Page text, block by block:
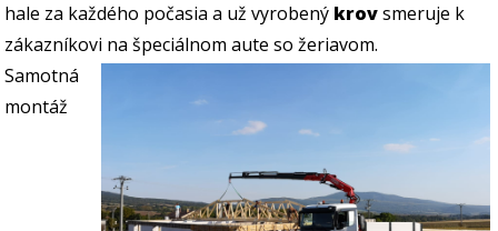
hale za každého počasia a už vyrobený krovsmeruje k
zákazníkovi na špeciálnom aute so žeriavom.
Samotná
montáž